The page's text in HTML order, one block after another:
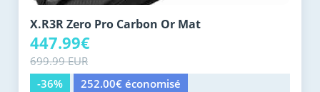
X.R3R Zero Pro Carbon Or Mat
447.99€
699.99 EUR
-36%
252.00€ économisé